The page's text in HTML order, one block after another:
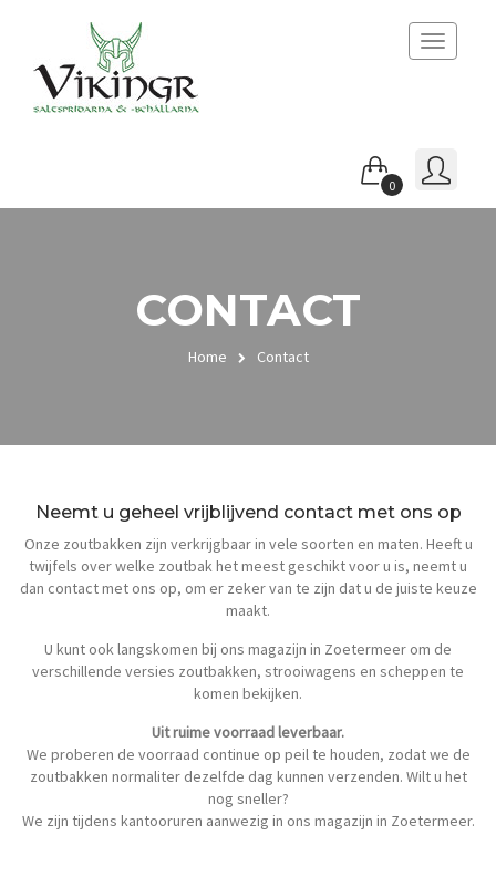
Toggle
0
CONTACT
Home Contact
Neemt u geheel vrijblijvend contact met ons op
Onze zoutbakken zijn verkrijgbaar in vele soorten en maten. Heeft u
twijfels over welke zoutbak het meest geschikt voor u is, neemt u
dan contact met ons op, om er zeker van te zijn dat u de juiste keuze
maakt.
U kunt ook langskomen bij ons magazijn in Zoetermeer om de
verschillende versies zoutbakken, strooiwagens en scheppen te
komen bekijken.
Uit ruime voorraad leverbaar.
We proberen de voorraad continue op peil te houden, zodat we de
zoutbakken normaliter dezelfde dag kunnen verzenden. Wilt u het
nog sneller?
We zijn tijdens kantooruren aanwezig in ons magazijn in Zoetermeer.